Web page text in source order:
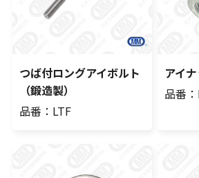
つば付ロングアイボルト
（鍛造製）
品番：LTF
アイ
品番